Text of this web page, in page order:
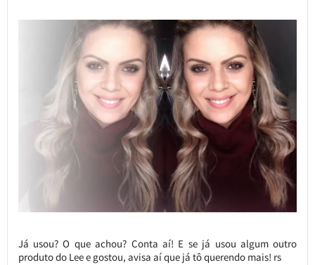
Já usou? O que achou? Conta aí! E se já usou algum outro
produto do Lee e gostou, avisa aí que já tô querendo mais! rs